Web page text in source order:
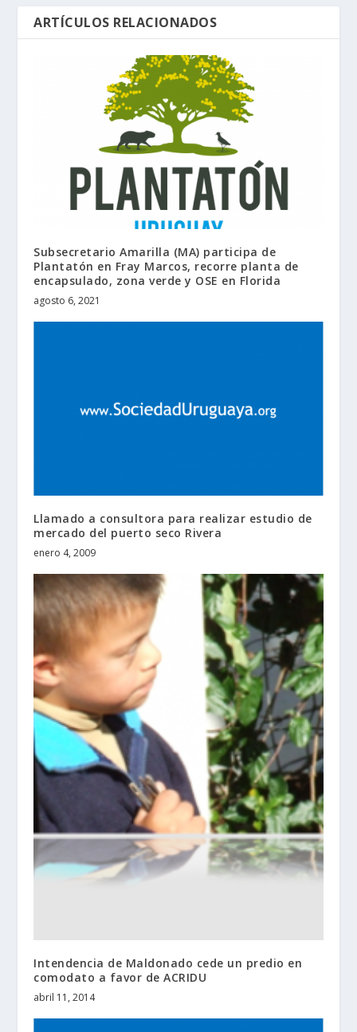
ARTÍCULOS RELACIONADOS
Subsecretario Amarilla (MA) participa de
Plantatón en Fray Marcos, recorre planta de
encapsulado, zona verde y OSE en Florida
agosto 6, 2021
Llamado a consultora para realizar estudio de
mercado del puerto seco Rivera
enero 4, 2009
Intendencia de Maldonado cede un predio en
comodato a favor de ACRIDU
abril 11, 2014